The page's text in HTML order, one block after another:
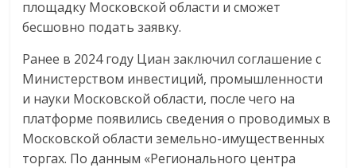
площадку Московской области и сможет
бесшовно подать заявку.
Ранее в 2024 году Циан заключил соглашение с
Министерством инвестиций, промышленности
и науки Московской области, после чего на
платформе появились сведения о проводимых в
Московской области земельно-имущественных
торгах. По данным «Регионального центра